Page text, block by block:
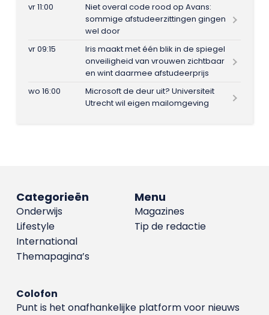
vr 11:00
Niet overal code rood op Avans:
sommige afstudeerzittingen gingen
wel door
vr 09:15
Iris maakt met één blik in de spiegel
onveiligheid van vrouwen zichtbaar
en wint daarmee afstudeerprijs
wo 16:00
Microsoft de deur uit? Universiteit
Utrecht wil eigen mailomgeving
Menu
Magazines
Tip de redactie
Categorieën
Onderwijs
Lifestyle
International
Themapagina’s
Colofon
Punt is het onafhankelijke platform voor nieuws